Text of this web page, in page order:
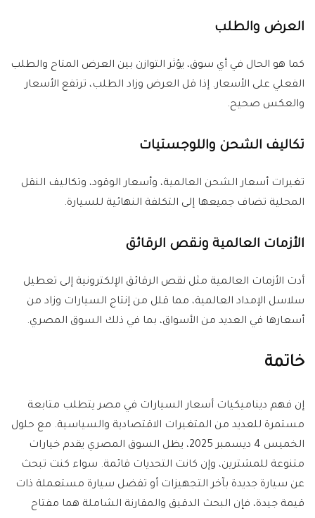
العرض والطلب
كما هو الحال في أي سوق، يؤثر التوازن بين العرض المتاح والطلب
الفعلي على الأسعار. إذا قل العرض وزاد الطلب، ترتفع الأسعار
والعكس صحيح.
تكاليف الشحن واللوجستيات
تغيرات أسعار الشحن العالمية، وأسعار الوقود، وتكاليف النقل
المحلية تضاف جميعها إلى التكلفة النهائية للسيارة.
الأزمات العالمية ونقص الرقائق
أدت الأزمات العالمية مثل نقص الرقائق الإلكترونية إلى تعطيل
سلاسل الإمداد العالمية، مما قلل من إنتاج السيارات وزاد من
أسعارها في العديد من الأسواق، بما في ذلك السوق المصري.
خاتمة
إن فهم ديناميكيات أسعار السيارات في مصر يتطلب متابعة
مستمرة للعديد من المتغيرات الاقتصادية والسياسية. مع حلول
الخميس 4 ديسمبر 2025، يظل السوق المصري يقدم خيارات
متنوعة للمشترين، وإن كانت التحديات قائمة. سواء كنت تبحث
عن سيارة جديدة بآخر التجهيزات أو تفضل سيارة مستعملة ذات
قيمة جيدة، فإن البحث الدقيق والمقارنة الشاملة هما مفتاح